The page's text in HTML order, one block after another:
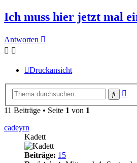
Ich muss hier jetzt mal
Antworten
Druckansicht
Suche
11 Beiträge • Seite 1 von 1
cadeyrn
Kadett
Beiträge: 15